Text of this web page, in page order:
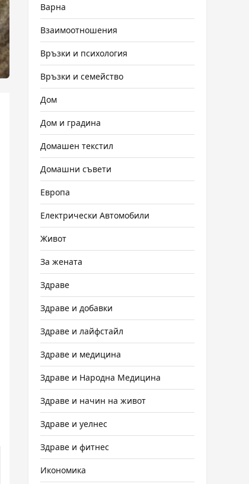
Варна
Взаимоотношения
Връзки и психология
Връзки и семейство
Дом
Дом и градина
Домашен текстил
Домашни съвети
Европа
Електрически Автомобили
Живот
За жената
Здраве
Здраве и добавки
Здраве и лайфстайл
Здраве и медицина
Здраве и Народна Медицина
Здраве и начин на живот
Здраве и уелнес
Здраве и фитнес
Икономика